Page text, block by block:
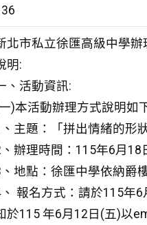
北市私立徐匯高級中學辦
明:
、活動資訊:
)本活動辦理方式說明如
主題：「拼出情緒的形
辦理時間：115年6月18
地點：徐匯中學依納爵
報名方式：請於115年
於115 年6月12日(五)以